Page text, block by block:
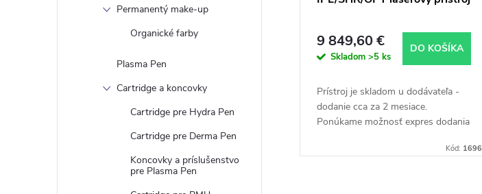
Permanentý make-up
Organické farby
Plasma Pen
Cartridge a koncovky
Cartridge pre Hydra Pen
Cartridge pre Derma Pen
Koncovky a príslušenstvo
pre Plasma Pen
9 849,60 €
Skladom >5 ks
DO KOŠÍKA
Prístroj je skladom u dodávateľa -
dodanie cca za 2 mesiace.
Ponúkame možnosť expres dodania
Kód: 1696